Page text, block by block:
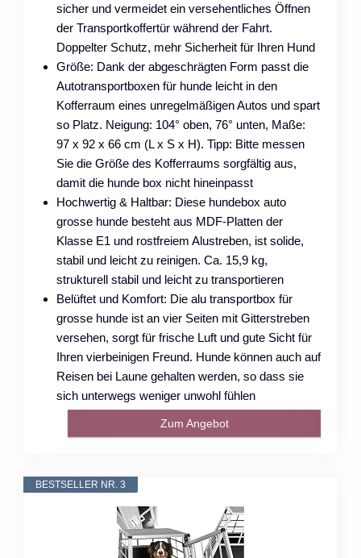
sicher und vermeidet ein versehentliches Öffnen
der Transportkoffertür während der Fahrt.
Doppelter Schutz, mehr Sicherheit für Ihren Hund
Größe: Dank der abgeschrägten Form passt die
Autotransportboxen für hunde leicht in den
Kofferraum eines unregelmäßigen Autos und spart
so Platz. Neigung: 104° oben, 76° unten, Maße:
97 x 92 x 66 cm (L x S x H). Tipp: Bitte messen
Sie die Größe des Kofferraums sorgfältig aus,
damit die hunde box nicht hineinpasst
Hochwertig & Haltbar: Diese hundebox auto
grosse hunde besteht aus MDF-Platten der
Klasse E1 und rostfreiem Alustreben, ist solide,
stabil und leicht zu reinigen. Ca. 15,9 kg,
strukturell stabil und leicht zu transportieren
Belüftet und Komfort: Die alu transportbox für
grosse hunde ist an vier Seiten mit Gitterstreben
versehen, sorgt für frische Luft und gute Sicht für
Ihren vierbeinigen Freund. Hunde können auch auf
Reisen bei Laune gehalten werden, so dass sie
sich unterwegs weniger unwohl fühlen
Zum Angebot
BESTSELLER NR. 3